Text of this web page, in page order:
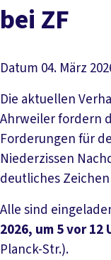
bei ZF
Datum 04. März
Die aktuellen
Ahrweiler fordern
Forderungen für
Niederzissen
deutliches
Alle sind
2026, um 5 vor 12
Planck-Str.).